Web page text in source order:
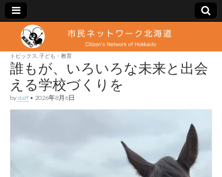
市
民
ネ
ッ
ト
ワ
Citizen's
Network
of
Hokkaido
トピックス 子ども・教育
誰もが、いろいろな未来と出会
える学校づくりを
bystaff • 2026年8月6日